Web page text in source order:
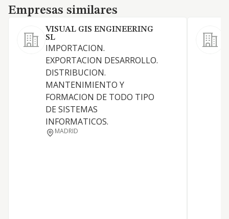
Empresas similares
Empresas similares
VISUAL GIS ENGINEERING
SL
IMPORTACION.
EXPORTACION DESARROLLO.
DISTRIBUCION.
MANTENIMIENTO Y
FORMACION DE TODO TIPO
DE SISTEMAS
INFORMATICOS.
MADRID